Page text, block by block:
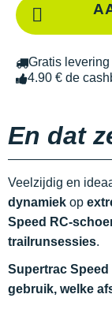
Gratis levering
4.90 € de
En dat
Veelzijdig en
dynamiek op
Speed RC-
trailrunsessies.
Supertrac
gebruik, welke